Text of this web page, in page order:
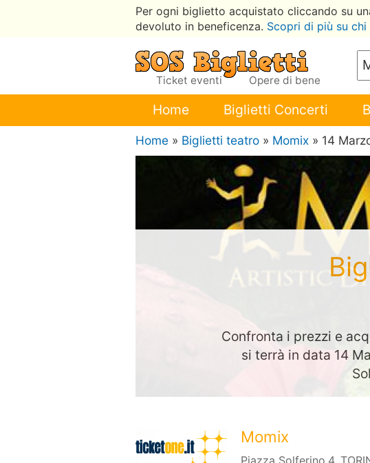
Per ogni biglietto acquistato cliccando su
devoluto in beneficenza. Scopri di più su
Ticket eventi Opere di bene
Home Biglietti Concerti
Home » Biglietti teatro » Momix » 14
Confronta i prezzi e
si terrà in data 14
Momix
Piazza Solferino,4,